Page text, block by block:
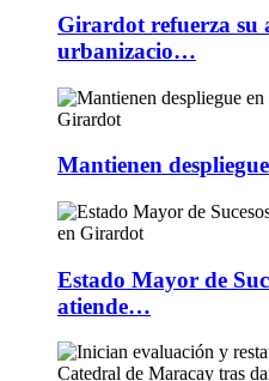
Girardot refuerza su
urbanizacio…
Mantienen
Estado Mayor de
atiende…